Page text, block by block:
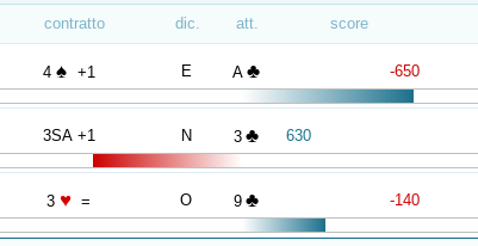
contratto dic. att. score
4 ♠ +1 E A ♣ -650
3SA +1 N 3 ♣ 630
3 ♥ = O 9 ♣ -140